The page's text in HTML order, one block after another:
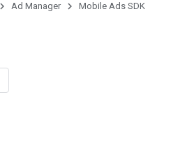
Ad Manager
Mobile Ads SDK